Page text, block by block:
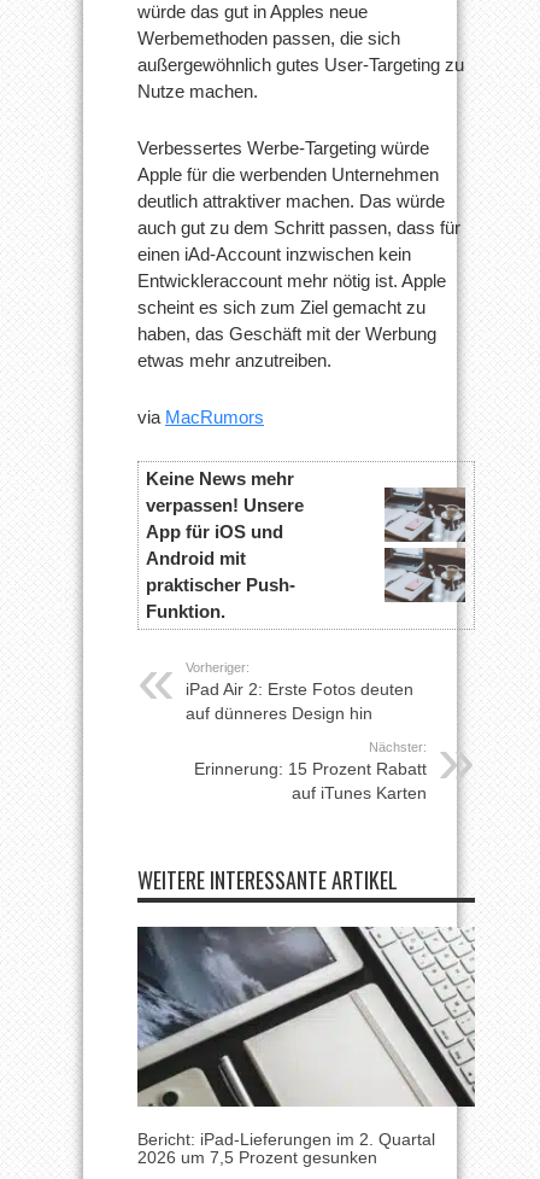
würde das gut in Apples neue
Werbemethoden passen, die sich
außergewöhnlich gutes User-Targeting zu
Nutze machen.
Verbessertes Werbe-Targeting würde
Apple für die werbenden Unternehmen
deutlich attraktiver machen. Das würde
auch gut zu dem Schritt passen, dass für
einen iAd-Account inzwischen kein
Entwickleraccount mehr nötig ist. Apple
scheint es sich zum Ziel gemacht zu
haben, das Geschäft mit der Werbung
etwas mehr anzutreiben.
via MacRumors
Keine News mehr
verpassen! Unsere
App für iOS und
Android mit
praktischer Push-
Funktion.
Vorheriger:
iPad Air 2: Erste Fotos deuten
auf dünneres Design hin
Nächster:
Erinnerung: 15 Prozent Rabatt
auf iTunes Karten
WEITERE INTERESSANTE ARTIKEL
Bericht: iPad-Lieferungen im 2. Quartal
2026 um 7,5 Prozent gesunken